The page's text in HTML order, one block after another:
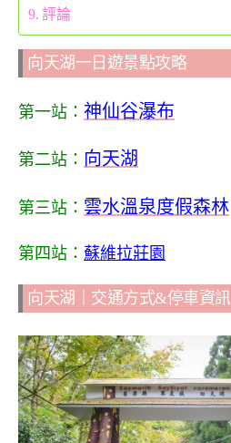
評論
向天湖一日遊景點攻略
第一站： 神仙谷瀑布
第二站： 向天湖
第三站： 雲水溫泉度假森林
第四站： 蘇維拉莊園
向天湖｜交通方式&停車資訊